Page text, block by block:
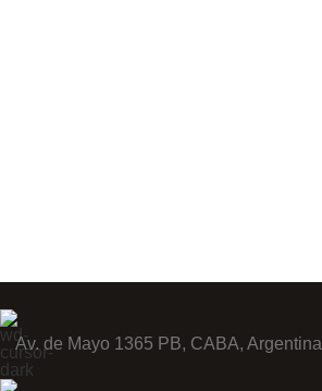
Av. de Mayo 1365 PB, CABA, Argentina